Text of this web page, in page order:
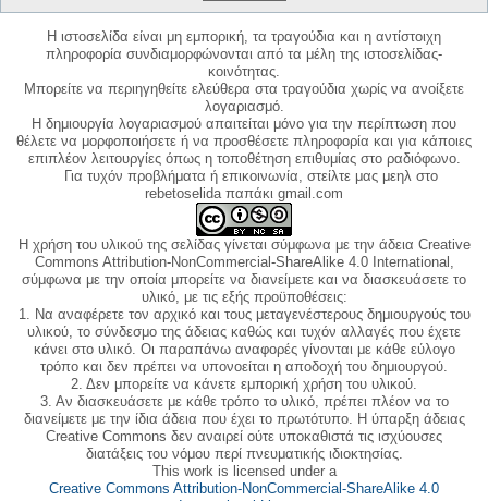
Η ιστοσελίδα είναι μη εμπορική, τα τραγούδια και η αντίστοιχη
πληροφορία συνδιαμορφώνονται από τα μέλη της ιστοσελίδας-
κοινότητας.
Μπορείτε να περιηγηθείτε ελεύθερα στα τραγούδια χωρίς να ανοίξετε
λογαριασμό.
Η δημιουργία λογαριασμού απαιτείται μόνο για την περίπτωση που
θέλετε να μορφοποιήσετε ή να προσθέσετε πληροφορία και για κάποιες
επιπλέον λειτουργίες όπως η τοποθέτηση επιθυμίας στο ραδιόφωνο.
Για τυχόν προβλήματα ή επικοινωνία, στείλτε μας μεηλ στο
rebetoselida παπάκι gmail.com
Η χρήση του υλικού της σελίδας γίνεται σύμφωνα με την άδεια Creative
Commons Attribution-NonCommercial-ShareAlike 4.0 International,
σύμφωνα με την οποία μπορείτε να διανείμετε και να διασκευάσετε το
υλικό, με τις εξής προϋποθέσεις:
1. Να αναφέρετε τον αρχικό και τους μεταγενέστερους δημιουργούς του
υλικού, το σύνδεσμο της άδειας καθώς και τυχόν αλλαγές που έχετε
κάνει στο υλικό. Οι παραπάνω αναφορές γίνονται με κάθε εύλογο
τρόπο και δεν πρέπει να υπονοείται η αποδοχή του δημιουργού.
2. Δεν μπορείτε να κάνετε εμπορική χρήση του υλικού.
3. Αν διασκευάσετε με κάθε τρόπο το υλικό, πρέπει πλέον να το
διανείμετε με την ίδια άδεια που έχει το πρωτότυπο. Η ύπαρξη άδειας
Creative Commons δεν αναιρεί ούτε υποκαθιστά τις ισχύουσες
διατάξεις του νόμου περί πνευματικής ιδιοκτησίας.
This work is licensed under a
Creative Commons Attribution-NonCommercial-ShareAlike 4.0